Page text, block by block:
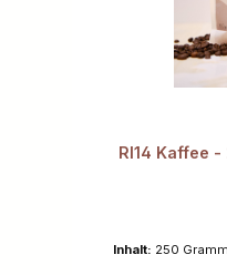
RI14 Kaffee
Inhalt: 250 Gramm